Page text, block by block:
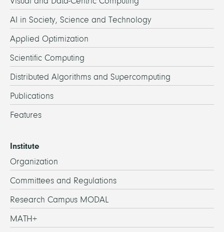
AI in Society, Science and Technology
Applied Optimization
Scientific Computing
Distributed Algorithms and Supercomputing
Publications
Features
Institute
Organization
Committees and Regulations
Research Campus MODAL
MATH+